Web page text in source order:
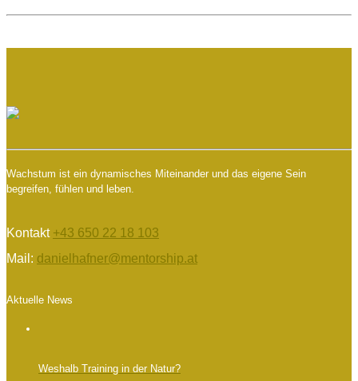
Wachstum ist ein dynamisches Miteinander und das eigene Sein
begreifen, fühlen und leben.
Kontakt +43 650 22 18 103
Mail: danielhafner@mentorship.at
Aktuelle News
Weshalb Training in der Natur?